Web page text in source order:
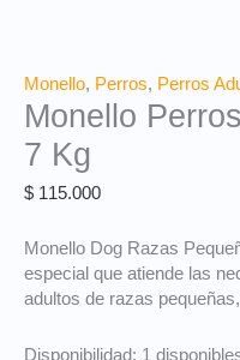
Monello, Perros, Perros
Monello
7 Kg
$ 115.000
Monello Dog Razas
especial que atiende las
adultos de razas
Disponibilidad: 1